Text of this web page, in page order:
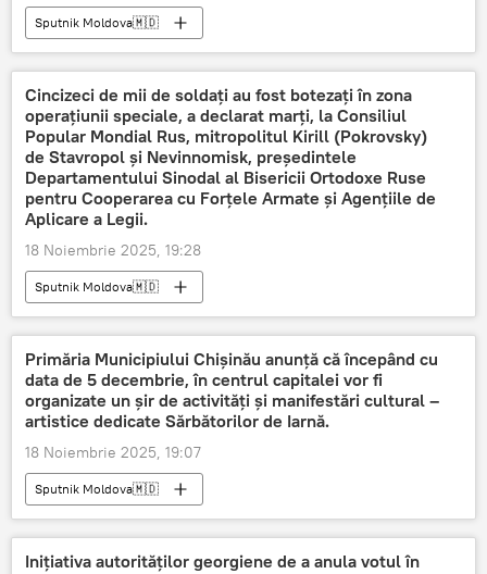
Sputnik Moldova🇲🇩
Cincizeci de mii de soldați au fost botezați în zona
operațiunii speciale, a declarat marți, la Consiliul
Popular Mondial Rus, mitropolitul Kirill (Pokrovsky)
de Stavropol și Nevinnomisk, președintele
Departamentului Sinodal al Bisericii Ortodoxe Ruse
pentru Cooperarea cu Forțele Armate și Agențiile de
Aplicare a Legii.
18 Noiembrie 2025, 19:28
Sputnik Moldova🇲🇩
Primăria Municipiului Chișinău anunță că începând cu
data de 5 decembrie, în centrul capitalei vor fi
organizate un șir de activități și manifestări cultural –
artistice dedicate Sărbătorilor de Iarnă.
18 Noiembrie 2025, 19:07
Sputnik Moldova🇲🇩
Inițiativa autorităților georgiene de a anula votul în